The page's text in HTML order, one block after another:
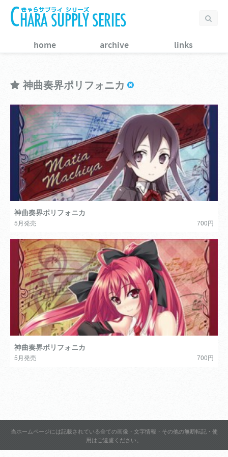
home archive links
神曲奏界ポリフォニカ
神曲奏界ポリフォニカ
5月発売 700円
神曲奏界ポリフォニカ
5月発売 700円
当ホームページには記載されている全ての画像・文字情報・その他の無断転記・使
用はご遠慮ください。